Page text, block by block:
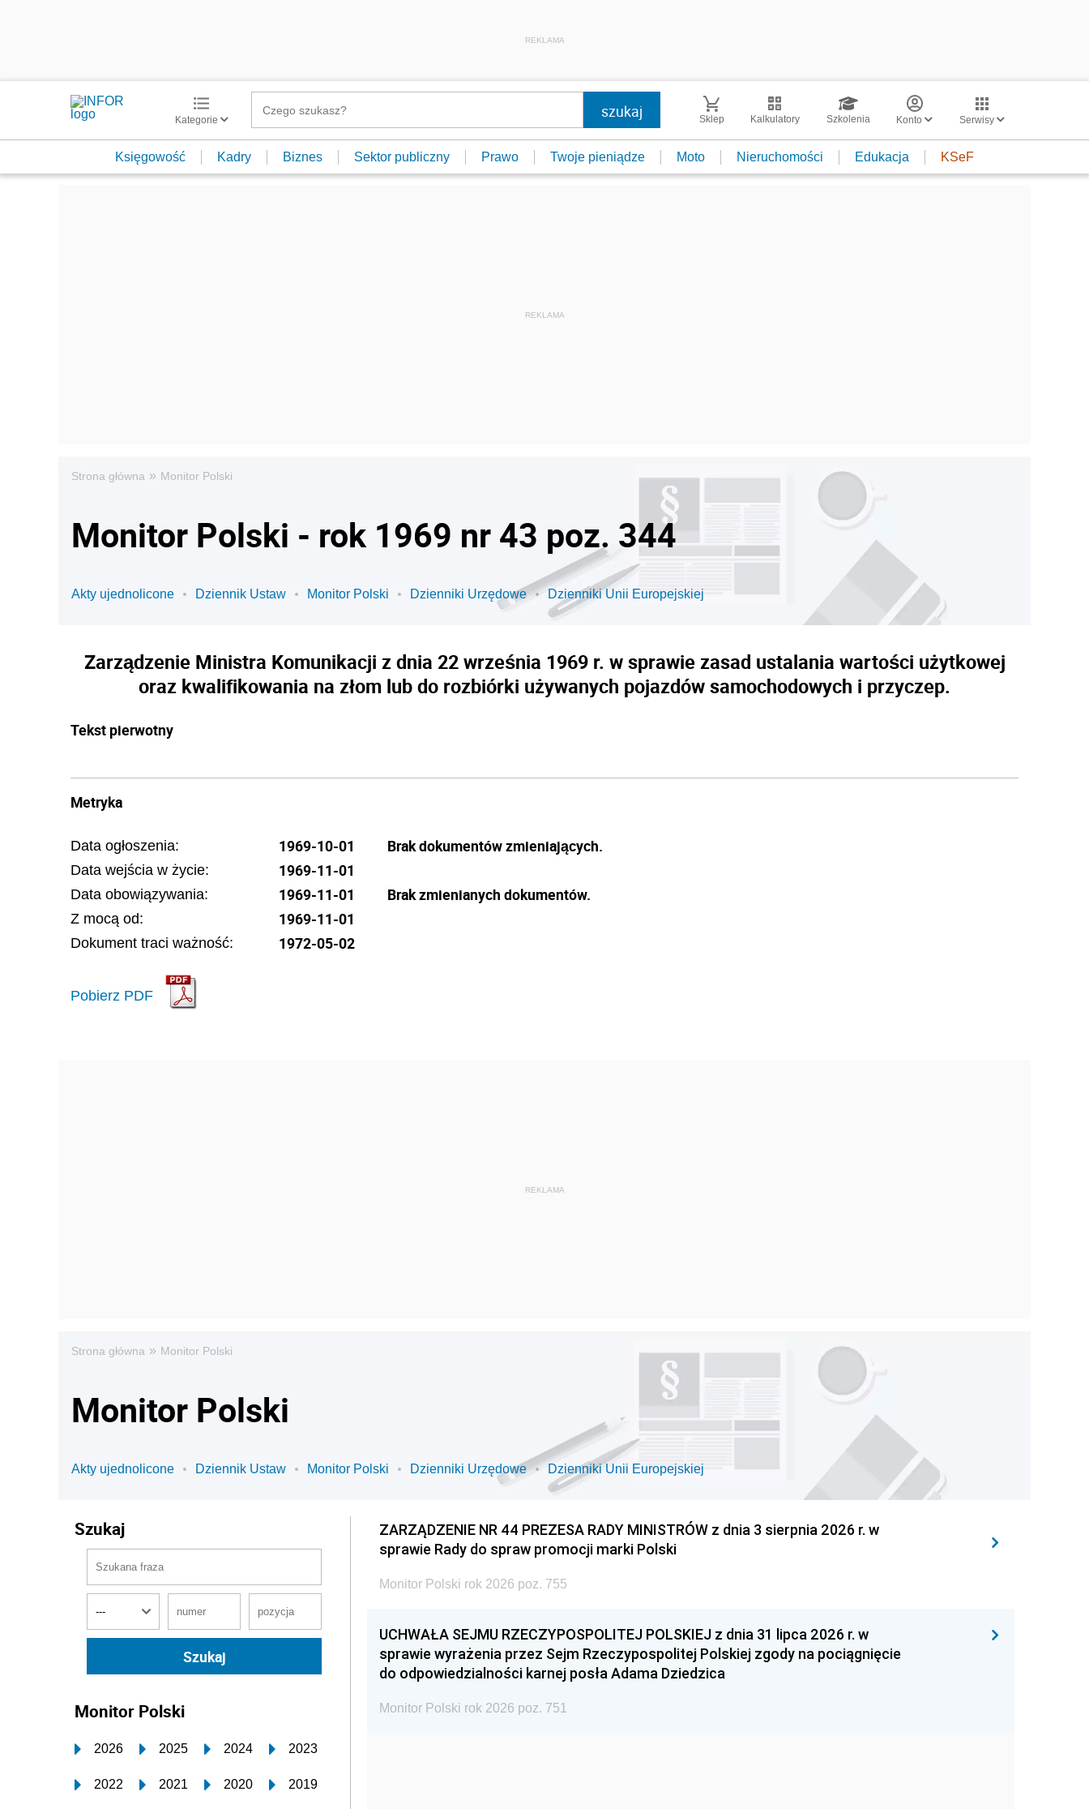
REKLAMA
Kategorie Sklep Kalkulatory Szkolenia Konto Serwisy
Księgowość Kadry Biznes Sektor publiczny Prawo Twoje pieniądze Moto Nieruchomości Edukacja KSeF
Strona główna » Monitor Polski
Monitor Polski - rok 1969 nr 43 poz. 344
Akty ujednolicone Dziennik Ustaw Monitor Polski Dzienniki Urzędowe Dzienniki Unii Europejskiej
Zarządzenie Ministra Komunikacji z dnia 22 września 1969 r. w sprawie zasad ustalania wartości użytkowej
oraz kwalifikowania na złom lub do rozbiórki używanych pojazdów samochodowych i przyczep.
Tekst pierwotny
Metryka
Data ogłoszenia: 1969-10-01
Data wejścia w życie: 1969-11-01
Data obowiązywania: 1969-11-01
Z mocą od: 1969-11-01
Dokument traci ważność: 1972-05-02
Pobierz PDF
Brak dokumentów zmieniających.
Brak zmienianych dokumentów.
Strona główna » Monitor Polski
Monitor Polski
Akty ujednolicone Dziennik Ustaw Monitor Polski Dzienniki Urzędowe Dzienniki Unii Europejskiej
Szukaj
Monitor Polski
2026 2025 2024 2023
2022 2021 2020 2019
ZARZĄDZENIE NR 44 PREZESA RADY MINISTRÓW z dnia 3 sierpnia 2026 r. w
sprawie Rady do spraw promocji marki Polski
Monitor Polski rok 2026 poz. 755
UCHWAŁA SEJMU RZECZYPOSPOLITEJ POLSKIEJ z dnia 31 lipca 2026 r. w
sprawie wyrażenia przez Sejm Rzeczypospolitej Polskiej zgody na pociągnięcie
do odpowiedzialności karnej posła Adama Dziedzica
Monitor Polski rok 2026 poz. 751